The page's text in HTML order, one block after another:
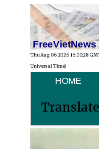
FreeVietNews
Thu Aug 06 2026 16:00:28
Universal Time)
HOME